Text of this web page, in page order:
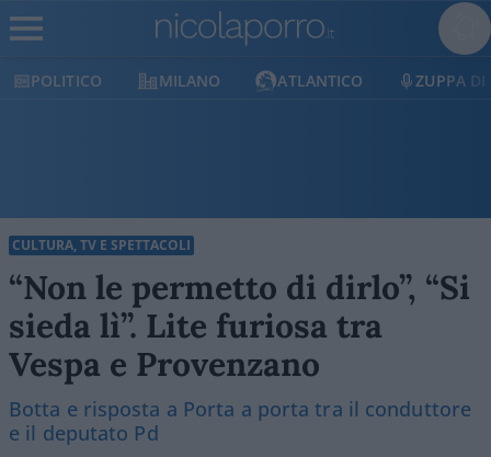
POLITICO MILANO ATLANTICO ZUPPA DI
CULTURA, TV E SPETTACOLI
“Non le permetto di dirlo”, “Si
sieda lì”. Lite furiosa tra
Vespa e Provenzano
Botta e risposta a Porta a porta tra il conduttore
e il deputato Pd